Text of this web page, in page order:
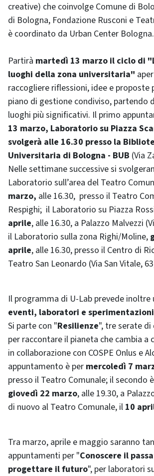
creative) che coinvolge Comune di
di Bologna, Fondazione Rusconi e
è coordinato da Urban Center Bologna.
Partirà martedì 13 marzo il ciclo di
luoghi della zona universitaria"
raccogliere riflessioni, idee e proposte
piano di gestione condiviso, partendo
luoghi più significativi. Il primo
13 marzo, Laboratorio su Piazza
svolgerà alle 16.30 presso la
Universitaria di Bologna - BUB (Via
Nelle settimane successive si
Laboratorio sull’area del Teatro
marzo, alle 16.30, presso il Teatro
Respighi; il Laboratorio su Piazza
aprile, alle 16.30, a Palazzo Malvezzi
il Laboratorio sulla zona Righi/Moline,
aprile, alle 16.30, presso il Centro di
Teatro San Leonardo (Via San Vitale,
Il programma di U-Lab prevede inoltre
eventi, laboratori e
Si parte con "Resilienze", tre serate di
per raccontare il pianeta che cambia
in collaborazione con COSPE Onlus e
appuntamento è per mercoledì 7
presso il Teatro Comunale; il secondo
giovedì 22 marzo, alle 19.30, a
di nuovo al Teatro Comunale, il 10
Tra marzo, aprile e maggio saranno
appuntamenti per "Conoscere il
progettare il futuro", per laboratori